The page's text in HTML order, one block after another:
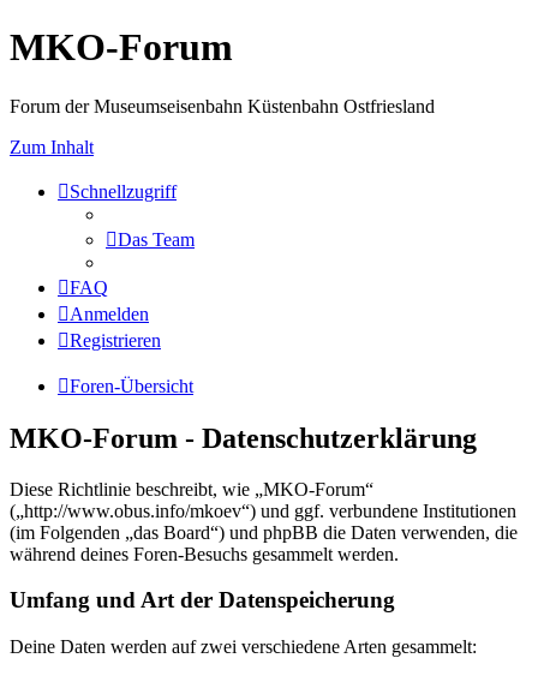
MKO-Forum
Forum der Museumseisenbahn Küstenbahn Ostfriesland
Zum Inhalt
Schnellzugriff
Das Team
FAQ
Anmelden
Registrieren
Foren-Übersicht
MKO-Forum - Datenschutzerklärung
Diese Richtlinie beschreibt, wie „MKO-Forum“
(„http://www.obus.info/mkoev“) und ggf. verbundene Institutionen
(im Folgenden „das Board“) und phpBB die Daten verwenden, die
während deines Foren-Besuchs gesammelt werden.
Umfang und Art der Datenspeicherung
Deine Daten werden auf zwei verschiedene Arten gesammelt: